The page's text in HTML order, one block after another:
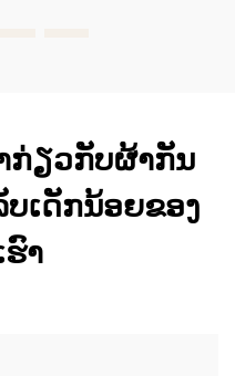
າຍຝ້າຍຝ້າຍຝ້າຍຝ້າຍຝ້າຍ
ກ່ຽວກັບຜ້າກັນ
ເດັກນ້ອຍຂອງ
າ